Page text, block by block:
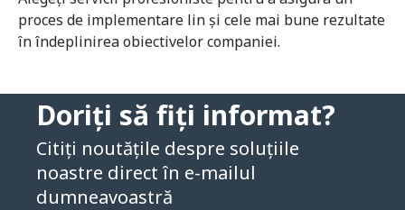
proces de implementare lin şi cele mai bune rezultate
în îndeplinirea obiectivelor companiei.
Doriți să fiți informat?
Citiți noutățile despre soluțiile
noastre direct în e-mailul
dumneavoastră